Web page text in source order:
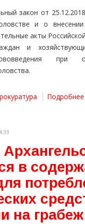
от 25.12.2018
и о
акты
и
при
Подробнее
в
на грабеж